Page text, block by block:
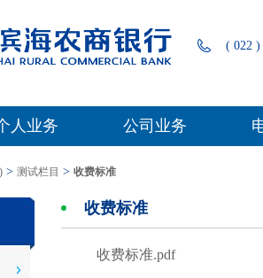
( 022 )
人业务 公司业务
> 测试栏目 > 收费标准
收费标准
收费标准.pdf